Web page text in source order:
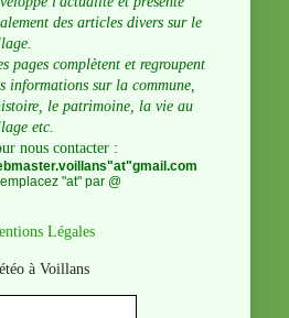
des articles divers sur le
pages complètent et regroupent
informations sur la commune,
le patrimoine, la vie au
etc.
nous contacter :
"at" par @
Légales
à Voillans